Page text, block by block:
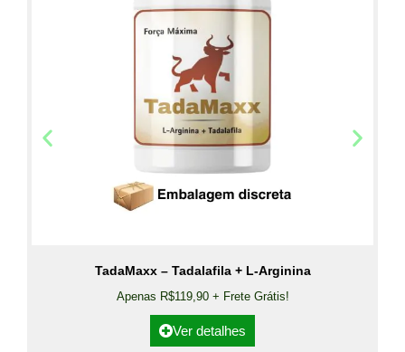
TadaMaxx – Tadalafila + L-Arginina
Apenas R$119,90 + Frete Grátis!
Ver detalhes